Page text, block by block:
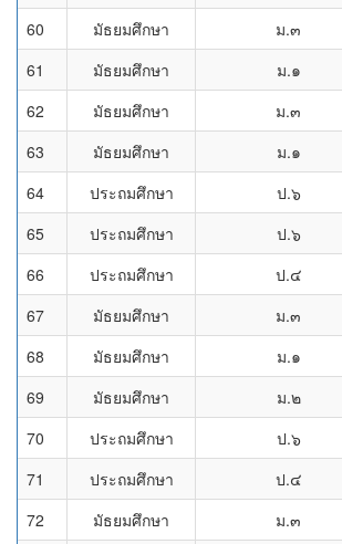
60
มัธยมศึกษา ม.๓
61
มัธยมศึกษา ม.๑
62
มัธยมศึกษา ม.๓
63
มัธยมศึกษา ม.๑
64
ประถมศึกษา ป.๖
65
ประถมศึกษา ป.๖
66
ประถมศึกษา ป.๔
67
มัธยมศึกษา ม.๓
68
มัธยมศึกษา ม.๑
69
มัธยมศึกษา ม.๒
70
ประถมศึกษา ป.๖
71
ประถมศึกษา ป.๔
72
มัธยมศึกษา ม.๓